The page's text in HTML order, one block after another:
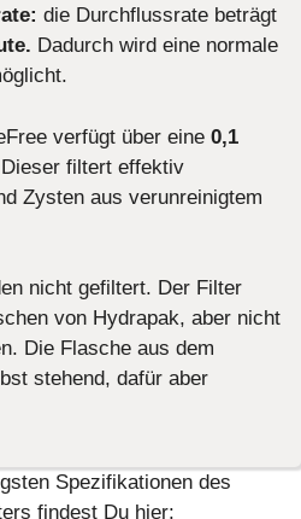
die Durchflussrate beträgt
Dadurch wird eine normale
verfügt über eine0,1
filtert effektiv
Zysten aus verunreinigtem
nicht gefiltert. Der Filter
von Hydrapak, aber nicht
Die Flasche aus dem
stehend, dafür aber
Spezifikationen des
findest Du hier: